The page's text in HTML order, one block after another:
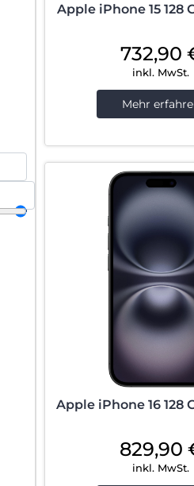
Apple iPhone 15 128
732,90
inkl. MwSt.
Mehr
Apple iPhone 16 128
829,90
inkl. MwSt.